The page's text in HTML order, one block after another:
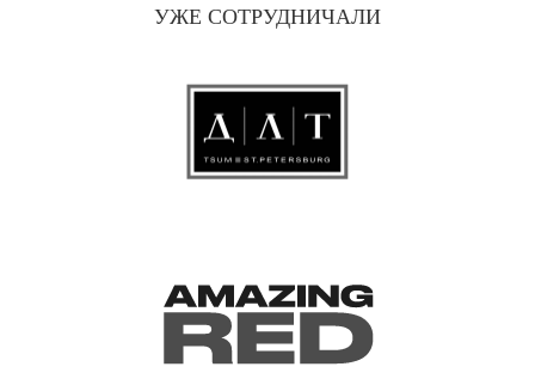
УЖЕ СОТРУДНИЧАЛИ